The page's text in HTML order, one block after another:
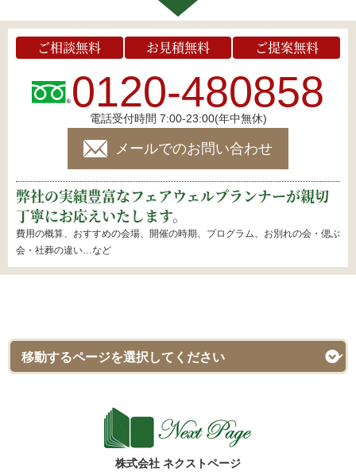
ご相談無料 お見積無料 ご提案無料
0120-480858
電話受付時間 7:00-23:00(年中無休)
メールでのお問い合わせ
弊社の実績豊富なフェアウェルプランナーが親切
丁寧にお応えいたします。
費用の概算、おすすめの会場、開催の時期、プログラム、お別れの会・偲ぶ
会・社葬の違い…など
株式会社 ネクストページ